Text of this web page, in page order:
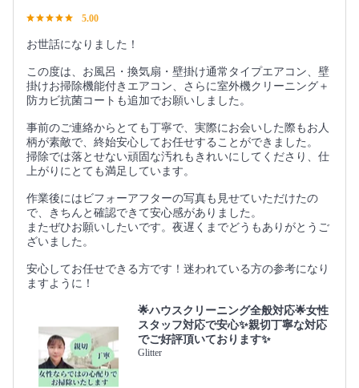
5.00
お世話になりました！
この度は、お風呂・換気扇・壁掛け通常タイプエアコン、壁
掛けお掃除機能付きエアコン、さらに室外機クリーニング＋
防カビ抗菌コートも追加でお願いしました。
事前のご連絡からとても丁寧で、実際にお会いした際もお人
柄が素敵で、終始安心してお任せすることができました。
掃除では落とせない頑固な汚れもきれいにしてくださり、仕
上がりにとても満足しています。
作業後にはビフォーアフターの写真も見せていただけたの
で、きちんと確認できて安心感がありました。
またぜひお願いしたいです。夜遅くまでどうもありがとうご
ざいました。
安心してお任せできる方です！迷われている方の参考になり
ますように！
🌟ハウスクリーニング全般対応🌟女性
スタッフ対応で安心✨親切丁寧な対応
でご好評頂いております✨
Glitter